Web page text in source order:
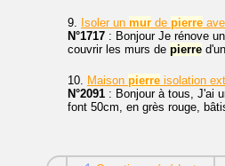
9. Isoler un mur de pierre
N°1717 : Bonjour Je rénove
couvrir les murs de pierre
10. Maison pierre isolation
N°2091 : Bonjour à tous, J'ai
font 50cm, en grès rouge,